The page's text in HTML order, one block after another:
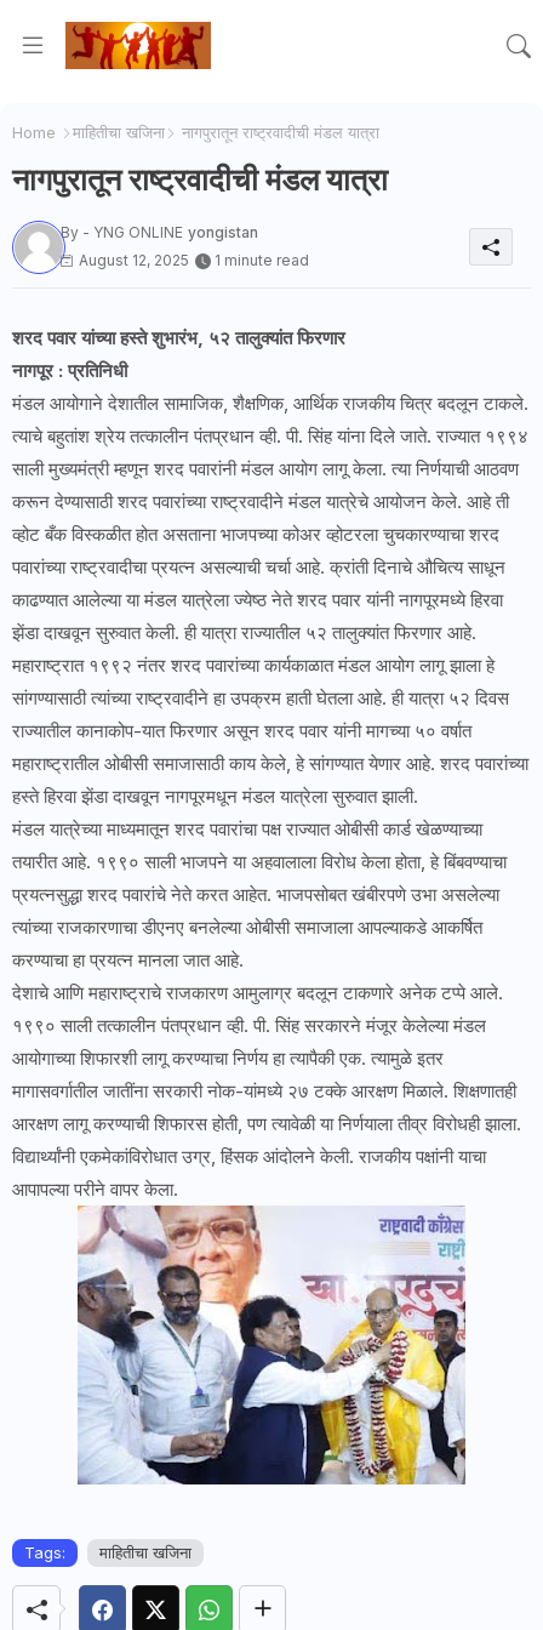
Home माहितीचा खजिना नागपुरातून राष्ट्रवादीची मंडल यात्रा
नागपुरातून राष्ट्रवादीची मंडल यात्रा
By - YNG ONLINE yongistan
August 12, 2025
1 minute read
शरद पवार यांच्या हस्ते शुभारंभ, ५२ तालुक्यांत फिरणार
नागपूर : प्रतिनिधी
मंडल आयोगाने देशातील सामाजिक, शैक्षणिक, आर्थिक राजकीय चित्र बदलून टाकले.
त्याचे बहुतांश श्रेय तत्कालीन पंतप्रधान व्ही. पी. सिंह यांना दिले जाते. राज्यात १९९४
साली मुख्यमंत्री म्हणून शरद पवारांनी मंडल आयोग लागू केला. त्या निर्णयाची आठवण
करून देण्यासाठी शरद पवारांच्या राष्ट्रवादीने मंडल यात्रेचे आयोजन केले. आहे ती
व्होट बँक विस्कळीत होत असताना भाजपच्या कोअर व्होटरला चुचकारण्याचा शरद
पवारांच्या राष्ट्रवादीचा प्रयत्न असल्याची चर्चा आहे. क्रांती दिनाचे औचित्य साधून
काढण्यात आलेल्या या मंडल यात्रेला ज्येष्ठ नेते शरद पवार यांनी नागपूरमध्ये हिरवा
झेंडा दाखवून सुरुवात केली. ही यात्रा राज्यातील ५२ तालुक्यांत फिरणार आहे.
महाराष्ट्रात १९९२ नंतर शरद पवारांच्या कार्यकाळात मंडल आयोग लागू झाला हे
सांगण्यासाठी त्यांच्या राष्ट्रवादीने हा उपक्रम हाती घेतला आहे. ही यात्रा ५२ दिवस
राज्यातील कानाकोप-यात फिरणार असून शरद पवार यांनी मागच्या ५० वर्षात
महाराष्ट्रातील ओबीसी समाजासाठी काय केले, हे सांगण्यात येणार आहे. शरद पवारांच्या
हस्ते हिरवा झेंडा दाखवून नागपूरमधून मंडल यात्रेला सुरुवात झाली.
मंडल यात्रेच्या माध्यमातून शरद पवारांचा पक्ष राज्यात ओबीसी कार्ड खेळण्याच्या
तयारीत आहे. १९९० साली भाजपने या अहवालाला विरोध केला होता, हे बिंबवण्याचा
प्रयत्नसुद्धा शरद पवारांचे नेते करत आहेत. भाजपसोबत खंबीरपणे उभा असलेल्या
त्यांच्या राजकारणाचा डीएनए बनलेल्या ओबीसी समाजाला आपल्याकडे आकर्षित
करण्याचा हा प्रयत्न मानला जात आहे.
देशाचे आणि महाराष्ट्राचे राजकारण आमुलाग्र बदलून टाकणारे अनेक टप्पे आले.
१९९० साली तत्कालीन पंतप्रधान व्ही. पी. सिंह सरकारने मंजूर केलेल्या मंडल
आयोगाच्या शिफारशी लागू करण्याचा निर्णय हा त्यापैकी एक. त्यामुळे इतर
मागासवर्गातील जातींना सरकारी नोक-यांमध्ये २७ टक्के आरक्षण मिळाले. शिक्षणातही
आरक्षण लागू करण्याची शिफारस होती, पण त्यावेळी या निर्णयाला तीव्र विरोधही झाला.
विद्यार्थ्यांनी एकमेकांविरोधात उग्र, हिंसक आंदोलने केली. राजकीय पक्षांनी याचा
आपापल्या परीने वापर केला.
Tags: माहितीचा खजिना